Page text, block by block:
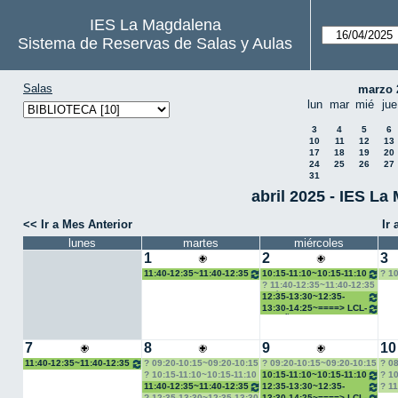
IES La Magdalena
Sistema de Reservas de Salas y Aulas
Salas
marzo
lun mar mié jue
3 4 5
6
10
11 12
13
17
18 19
20
24
25 26
27
31
abril 2025 - IES La
<< Ir a Mes Anterior
Ir
lunes
martes miércoles
1
11:40-12:35~11:40-12:35
Biblioteca_Olga
2
10:15-11:10~10:15-11:10
Biblioteca_Olga
11:40-12:35~11:40-12:35
Latín II 2ºK _ Rebeca
12:35-13:30~12:35-
13:30 Biblioteca_Olga
13:30-14:25~====> LCL-
Begoña
3
7
11:40-12:35~11:40-12:35
Biblioteca_Olga
8
09:20-10:15~09:20-10:15
Manos Unidas
10:15-11:10~10:15-11:10
Entrega premios Manos
Unidas
11:40-12:35~11:40-12:35
Biblioteca_Olga
9
09:20-10:15~09:20-10:15
AFESA
10:15-11:10~10:15-11:10
Biblioteca_Olga
12:35-13:30~12:35-
13:30 Biblioteca_Olga
10